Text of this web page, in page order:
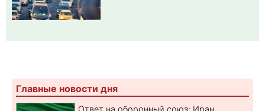
Главные новости дня
Ответ на оборонный союз: Иран